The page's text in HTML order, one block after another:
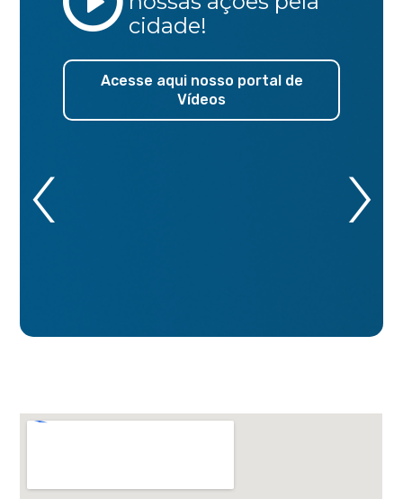
cidade!
Acesse aqui nosso portal de
Vídeos
‹ ›